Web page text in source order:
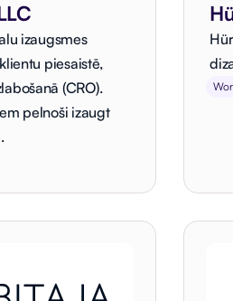
izaugsmes
piesaistē,
(CRO).
pelnoši izaugt